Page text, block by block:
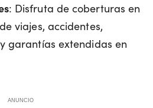
: Disfruta de coberturas en
viajes, accidentes,
garantías extendidas en
ANUNCIO